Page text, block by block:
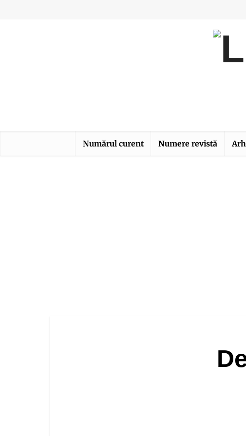
Numărul curent Numere revistă